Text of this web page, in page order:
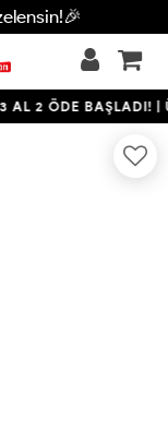
3 AL 2 ÖDE BAŞLADI! |